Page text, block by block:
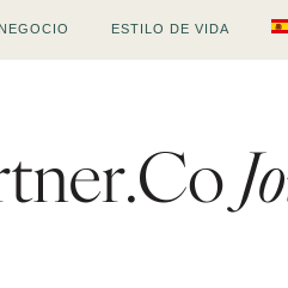
NEGOCIO ESTILO DE VIDA